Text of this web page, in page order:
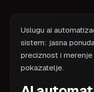
Uslugu ai
sistem: jasna
preciznost i
pokazatelje.